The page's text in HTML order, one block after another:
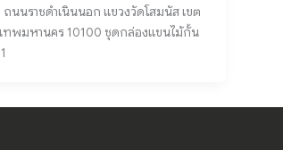
ถนนราชดำเนินนอก แขวงวัดโสมนัส เขต
ทพมหานคร 10100 ชุดกล่องแขนไม้กั้น